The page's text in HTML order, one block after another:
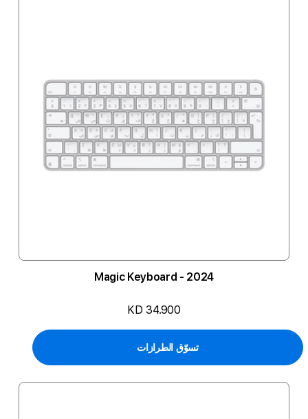
Magic Keyboard - 2024
KD 34.900
تسوّق الطرازات